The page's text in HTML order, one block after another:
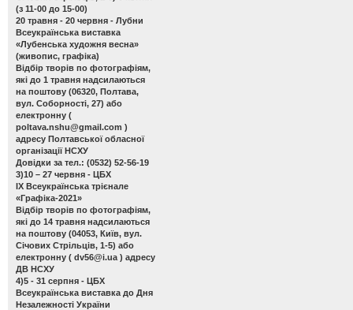
(з 11-00 до 15-00)
20 травня - 20 червня - Лубни
Всеукраїнська виставка
«Лубенська художня весна»
(живопис, графіка)
Відбір творів по фотографіям,
які до 1 травня надсилаються
на поштову (06320, Полтава,
вул. Соборності, 27) або
електронну (
poltava.nshu@gmail.com )
адресу Полтавської обласної
організації НСХУ
Довідки за тел.: (0532) 52-56-19
3)10 – 27 червня - ЦБХ
ІХ Всеукраїнська трієнале
«Графіка-2021»
Відбір творів по фотографіям,
які до 14 травня надсилаються
на поштову (04053, Київ, вул.
Січових Стрільців, 1-5) або
електронну ( dv56@i.ua ) адресу
ДВ НСХУ
4)5 - 31 серпня - ЦБХ
Всеукраїнська виставка до Дня
Незалежності України